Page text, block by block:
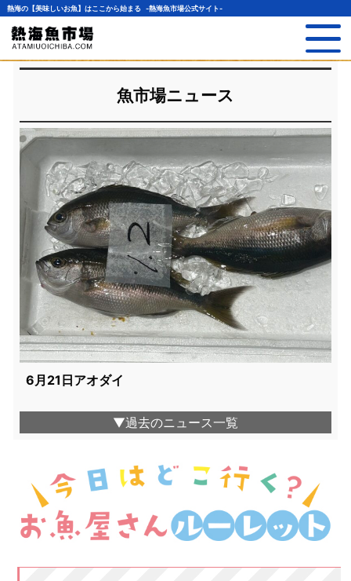
熱海の【美味しいお魚】はここから始まる -熱海魚市場公式サイト-
魚市場ニュース
6月21日アオダイ
▼過去のニュース一覧